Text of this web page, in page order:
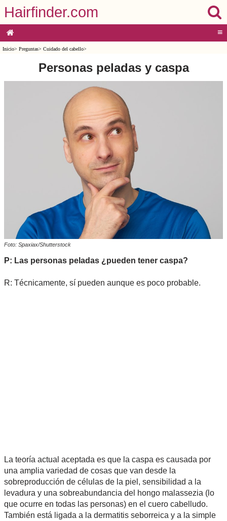
Hairfinder.com
≡
Inicio> Preguntas> Cuidado del cabello>
Personas peladas y caspa
Foto: Spaxiax/Shutterstock
P: Las personas peladas ¿pueden tener caspa?
R: Técnicamente, sí pueden aunque es poco probable.
La teoría actual aceptada es que la caspa es causada por
una amplia variedad de cosas que van desde la
sobreproducción de células de la piel, sensibilidad a la
levadura y una sobreabundancia del hongo malassezia (lo
que ocurre en todas las personas) en el cuero cabelludo.
También está ligada a la dermatitis seborreica y a la simple